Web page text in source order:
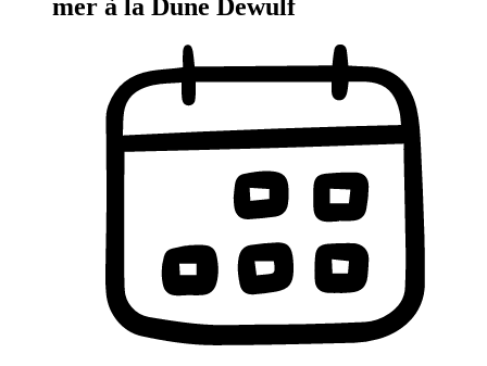
mer à la Dune Dewulf